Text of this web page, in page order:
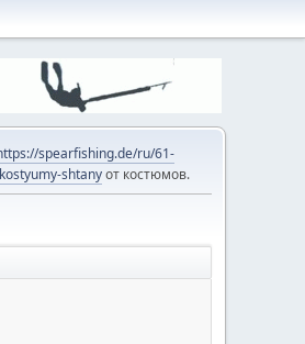
spearfishing.de/ru/61-
shtanyот костюмов.